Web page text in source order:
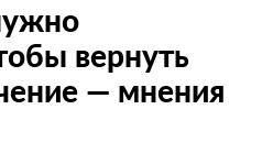
вернуть
— мнения